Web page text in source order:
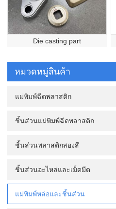
Die casting part
หมวดหมู่สินค้า
แม่พิมพ์ฉีดพลาสติก
ชิ้นส่วนแม่พิมพ์ฉีดพลาสติก
ชิ้นส่วนพลาสติกสองสี
ชิ้นส่วนอะไหล่และเม็ดมีด
แม่พิมพ์หล่อและชิ้นส่วน